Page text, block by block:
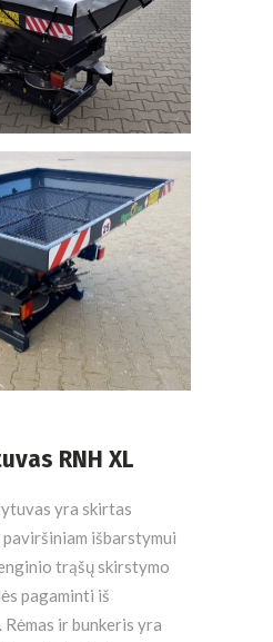
RNH XL
yra skirtas
išbarstymui
trąšų skirstymo
pagaminti iš
ir bunkeris yra